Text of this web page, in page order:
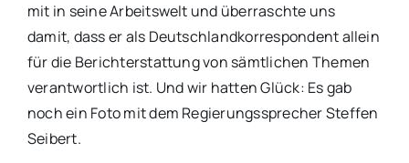
mit in seine Arbeitswelt und überraschte uns
damit, dass er als Deutschlandkorrespondent allein
für die Berichterstattung von sämtlichen Themen
verantwortlich ist. Und wir hatten Glück: Es gab
noch ein Foto mit dem Regierungssprecher Steffen
Seibert.